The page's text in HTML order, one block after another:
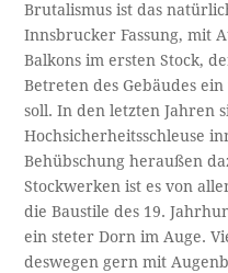
Brutalismus ist das
Innsbrucker Fassung, mit
Balkons im ersten Stock,
Betreten des Gebäudes
soll. In den letzten Jahren
Hochsicherheitsschleuse
Behübschung heraußen
Stockwerken ist es von
die Baustile des 19.
ein steter Dorn im Auge.
deswegen gern mit